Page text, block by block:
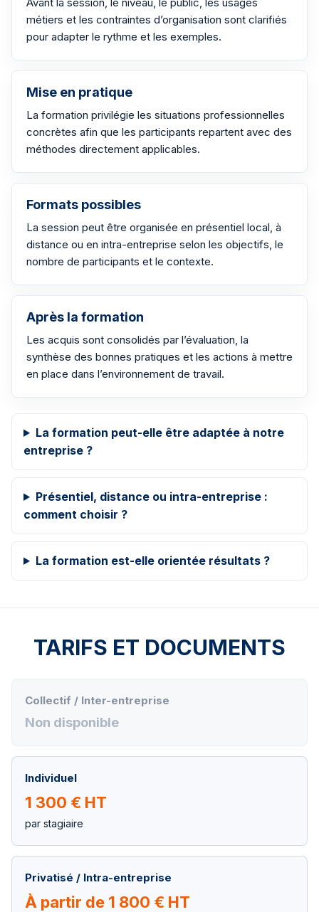
métiers et les contraintes d’organisation sont clarifiés
pour adapter le rythme et les exemples.
Mise en pratique
La formation privilégie les situations professionnelles
concrètes afin que les participants repartent avec des
méthodes directement applicables.
Formats possibles
La session peut être organisée en présentiel local, à
distance ou en intra-entreprise selon les objectifs, le
nombre de participants et le contexte.
Après la formation
Les acquis sont consolidés par l’évaluation, la
synthèse des bonnes pratiques et les actions à mettre
en place dans l’environnement de travail.
La formation peut-elle être adaptée à notre
entreprise ?
Présentiel, distance ou intra-entreprise :
comment choisir ?
La formation est-elle orientée résultats ?
TARIFS ET DOCUMENTS
Collectif / Inter-entreprise
Non disponible
Individuel
1 300 € HT
par stagiaire
Privatisé / Intra-entreprise
À partir de 1 800 € HT